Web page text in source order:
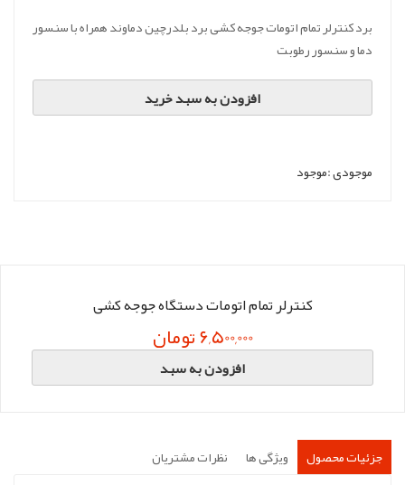
برد کنترلر تمام اتومات جوجه کشی برد بلدرچین دماوند همراه با سنسور
دما و سنسور رطوبت
افزودن به سبد خرید
موجودی :موجود
کنترلر تمام اتومات دستگاه جوجه کشی
6,500,000 تومان
افزودن به سبد
جزئیات محصول ویژگی ها نظرات مشتریان